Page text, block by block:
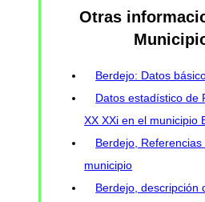
Otras
Berdejo: Datos
Datos estadístico de
XX XXi en el municipio
Berdejo,
municipio
Berdejo, descripción